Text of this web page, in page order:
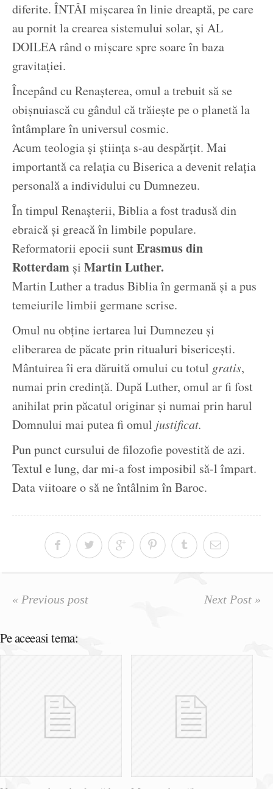
diferite. ÎNTÂI mișcarea în linie dreaptă, pe care
au pornit la crearea sistemului solar, și AL
DOILEA rând o mișcare spre soare în baza
gravitației.
Începând cu Renașterea, omul a trebuit să se
obișnuiască cu gândul că trăiește pe o planetă la
întâmplare în universul cosmic.
Acum teologia și știința s-au despărțit. Mai
importantă ca relația cu Biserica a devenit relația
personală a individului cu Dumnezeu.
În timpul Renașterii, Biblia a fost tradusă din
ebraică și greacă în limbile populare.
Reformatorii epocii suntErasmus din
Rotterdam și Martin Luther.
Martin Luther a tradus Biblia în germană și a pus
temeiurile limbii germane scrise.
Omul nu obține iertarea lui Dumnezeu și
eliberarea de păcate prin ritualuri bisericești.
Mântuirea îi era dăruită omului cu totul gratis,
numai prin credință. După Luther, omul ar fi fost
anihilat prin păcatul originar și numai prin harul
Domnului mai putea fi omul justificat.
Pun punct cursului de filozofie povestită de azi.
Textul e lung, dar mi-a fost imposibil să-l împart.
Data viitoare o să ne întâlnim în Baroc.
« Previous post Next Post »
Pe aceeasi tema: